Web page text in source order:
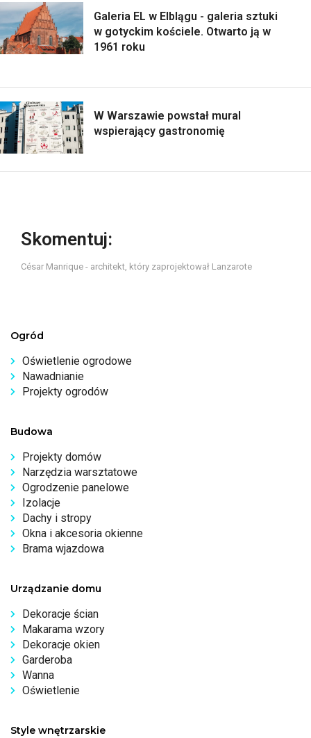
Galeria EL w Elblągu - galeria sztuki
w gotyckim kościele. Otwarto ją w
1961 roku
W Warszawie powstał mural
wspierający gastronomię
Skomentuj:
César Manrique - architekt, który zaprojektował Lanzarote
Ogród
Oświetlenie ogrodowe
Nawadnianie
Projekty ogrodów
Budowa
Projekty domów
Narzędzia warsztatowe
Ogrodzenie panelowe
Izolacje
Dachy i stropy
Okna i akcesoria okienne
Brama wjazdowa
Urządzanie domu
Dekoracje ścian
Makarama wzory
Dekoracje okien
Garderoba
Wanna
Oświetlenie
Style wnętrzarskie